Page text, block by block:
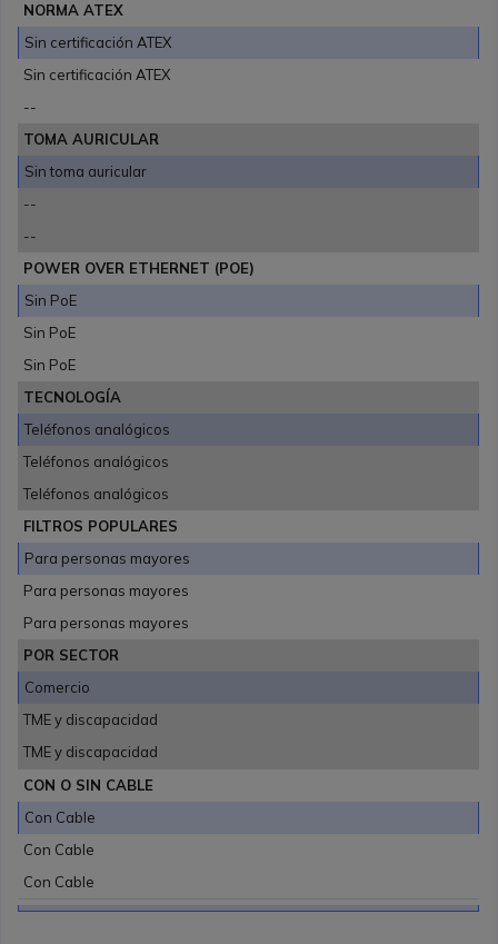
NORMA ATEX
Sin certificación ATEX
Sin certificación ATEX
--
TOMA AURICULAR
Sin toma auricular
--
--
POWER OVER ETHERNET (POE)
Sin PoE
Sin PoE
Sin PoE
TECNOLOGÍA
Teléfonos analógicos
Teléfonos analógicos
Teléfonos analógicos
FILTROS POPULARES
Para personas mayores
Para personas mayores
Para personas mayores
POR SECTOR
Comercio
TME y discapacidad
TME y discapacidad
CON O SIN CABLE
Con Cable
Con Cable
Con Cable